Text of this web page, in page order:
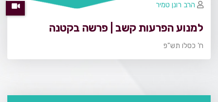
למנוע הפרעות קשב | פרשה בקטנה
ח' כסלו תש"פ
הרב רונן טמיר